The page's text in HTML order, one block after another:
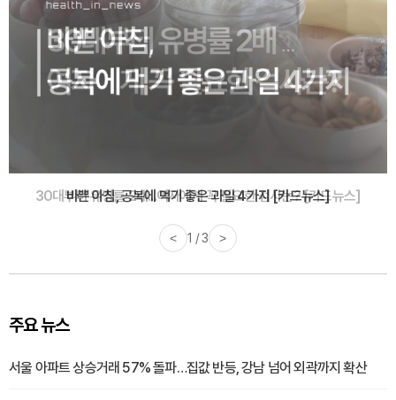
30대부터 유병률 2배...여자에게 꼭 필요한 검사는? [카드뉴스]
< 2 / 3 >
주요 뉴스
서울 아파트 상승거래 57% 돌파…집값 반등, 강남 넘어 외곽까지 확산